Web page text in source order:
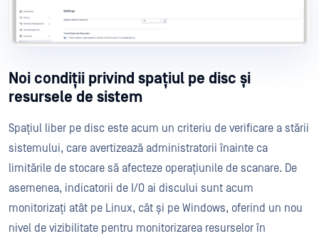
Noi condiții privind spațiul pe disc și
resursele de sistem
Spațiul liber pe disc este acum un criteriu de verificare a stării
sistemului, care avertizează administratorii înainte ca
limitările de stocare să afecteze operațiunile de scanare. De
asemenea, indicatorii de I/O ai discului sunt acum
monitorizați atât pe Linux, cât și pe Windows, oferind un nou
nivel de vizibilitate pentru monitorizarea resurselor în